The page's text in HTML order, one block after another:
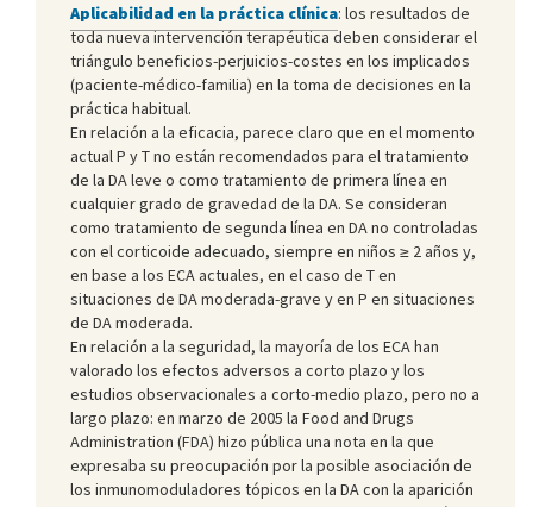
Aplicabilidad en la práctica clínica: los resultados de
toda nueva intervención terapéutica deben considerar el
triángulo beneficios-perjuicios-costes en los implicados
(paciente-médico-familia) en la toma de decisiones en la
práctica habitual.
En relación a la eficacia, parece claro que en el momento
actual P y T no están recomendados para el tratamiento
de la DA leve o como tratamiento de primera línea en
cualquier grado de gravedad de la DA. Se consideran
como tratamiento de segunda línea en DA no controladas
con el corticoide adecuado, siempre en niños ≥ 2 años y,
en base a los ECA actuales, en el caso de T en
situaciones de DA moderada-grave y en P en situaciones
de DA moderada.
En relación a la seguridad, la mayoría de los ECA han
valorado los efectos adversos a corto plazo y los
estudios observacionales a corto-medio plazo, pero no a
largo plazo: en marzo de 2005 la Food and Drugs
Administration (FDA) hizo pública una nota en la que
expresaba su preocupación por la posible asociación de
los inmunomoduladores tópicos en la DA con la aparición